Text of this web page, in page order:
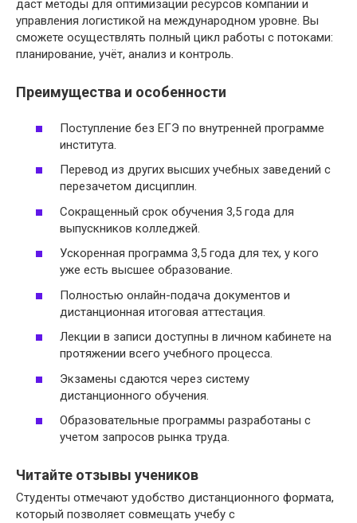
даст методы для оптимизации ресурсов компании и
управления логистикой на международном уровне. Вы
сможете осуществлять полный цикл работы с потоками:
планирование, учёт, анализ и контроль.
Преимущества и особенности
Поступление без ЕГЭ по внутренней программе
института.
Перевод из других высших учебных заведений с
перезачетом дисциплин.
Сокращенный срок обучения 3,5 года для
выпускников колледжей.
Ускоренная программа 3,5 года для тех, у кого
уже есть высшее образование.
Полностью онлайн-подача документов и
дистанционная итоговая аттестация.
Лекции в записи доступны в личном кабинете на
протяжении всего учебного процесса.
Экзамены сдаются через систему
дистанционного обучения.
Образовательные программы разработаны с
учетом запросов рынка труда.
Читайте отзывы учеников
Студенты отмечают удобство дистанционного формата,
который позволяет совмещать учебу с